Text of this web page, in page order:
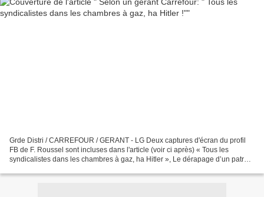
Grde Distri / CARREFOUR / GERANT - LG Deux captures d'écran du profil
FB de F. Roussel sont incluses dans l'article (voir ci après) « Tous les
syndicalistes dans les chambres à gaz, ha Hitler », Le dérapage d’un patron